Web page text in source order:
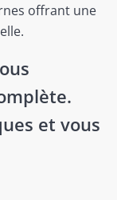
offrant une
et vous